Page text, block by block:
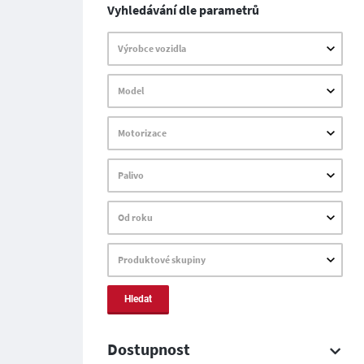
Vyhledávání dle parametrů
Výrobce vozidla
Model
Motorizace
Palivo
Od roku
Produktové skupiny
Hledat
Dostupnost